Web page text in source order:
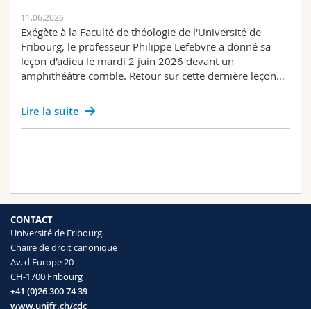
11.06.2026
Exégète à la Faculté de théologie de l'Université de
Fribourg, le professeur Philippe Lefebvre a donné sa
leçon d'adieu le mardi 2 juin 2026 devant un
amphithéâtre comble. Retour sur cette dernière leçon…
Lire la suite
CONTACT
Université de Fribourg
Chaire de droit canonique
Av. d'Europe 20
CH-1700 Fribourg
+41 (0)26 300 74 39
www.unifr.ch/cdc